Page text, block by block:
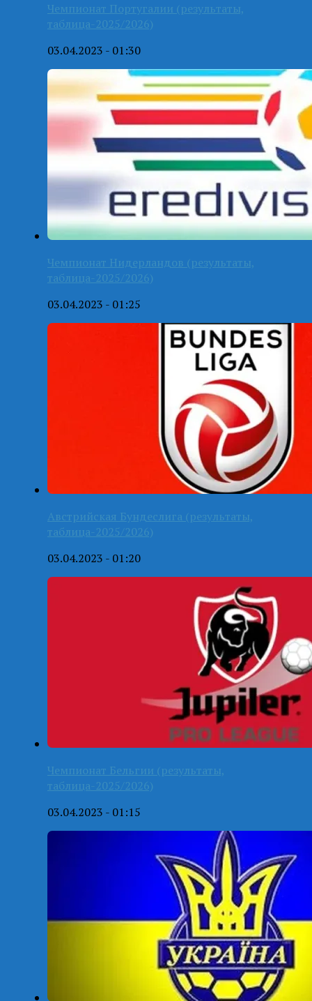
Чемпионат Португалии (результаты,
таблица-2025/2026)
03.04.2023 - 01:30
Чемпионат Нидерландов (результаты,
таблица-2025/2026)
03.04.2023 - 01:25
Австрийская Бундеслига (результаты,
таблица-2025/2026)
03.04.2023 - 01:20
Чемпионат Бельгии (результаты,
таблица-2025/2026)
03.04.2023 - 01:15